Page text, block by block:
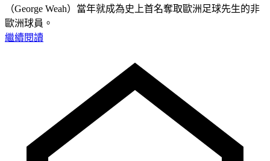
（George Weah）當年就成為史上首名奪取歐洲足球先生的非
歐洲球員。
繼續閱讀